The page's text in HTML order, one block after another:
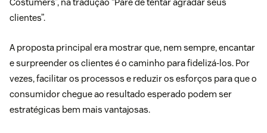
clientes”.
A proposta principal era mostrar que, nem sempre, encantar
e surpreender os clientes é o caminho para fidelizá-los. Por
vezes, facilitar os processos e reduzir os esforços para que o
consumidor chegue ao resultado esperado podem ser
estratégicas bem mais vantajosas.